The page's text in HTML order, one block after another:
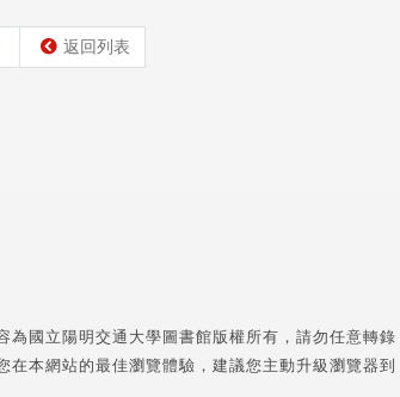
返回列表
為國立陽明交通大學圖書館版權所有，請勿任意轉錄
在本網站的最佳瀏覽體驗，建議您主動升級瀏覽器到